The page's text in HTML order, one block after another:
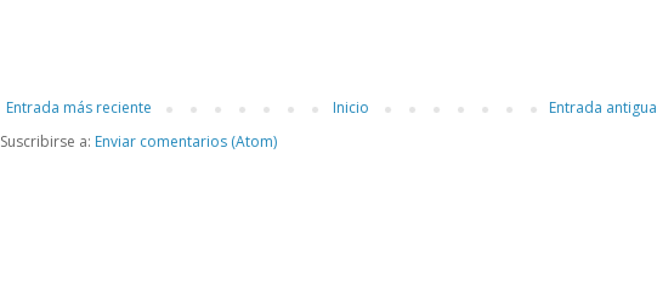
Entrada más reciente Entrada antigua
Inicio
Suscribirse a: Enviar comentarios (Atom)